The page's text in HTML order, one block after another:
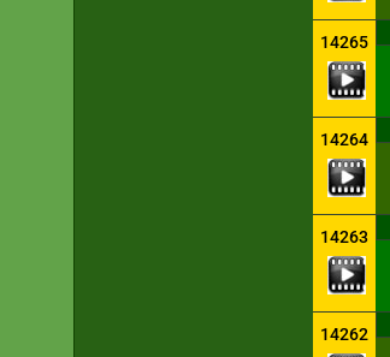
14265
14264
14263
14262